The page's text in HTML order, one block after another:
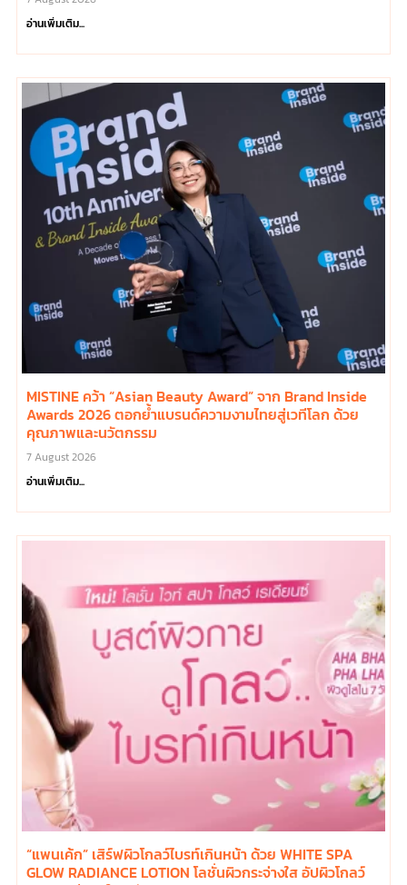
อ่านเพิ่มเติม...
MISTINE คว้า “Asian Beauty Award” จาก Brand Inside
Awards 2026 ตอกย้ำแบรนด์ความงามไทยสู่เวทีโลก ด้วย
คุณภาพและนวัตกรรม
7 August 2026
อ่านเพิ่มเติม...
“แพนเค้ก” เสิร์ฟผิวโกลว์ไบรท์เกินหน้า ด้วย WHITE SPA
GLOW RADIANCE LOTION โลชั่นผิวกระจ่างใส อัปผิวโกลว์